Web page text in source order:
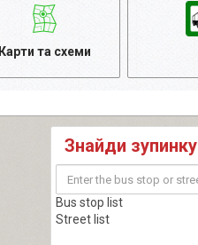
Карти та схеми
Знайди зупинку
Bus stop list
Street list